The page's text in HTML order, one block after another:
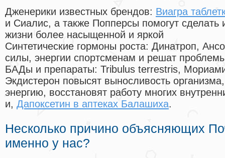
Дженерики известных брендов: Виагра
и Сиалис, а также Попперсы помогут
жизни более насыщенной и яркой
Синтетические гормоны роста: Динатроп,
силы, энергии спортсменам и решат
БАДы и препараты: Tribulus terrestris,
Экдистерон повысят выносливость
энергию, восстановят работу многих
и, Дапоксетин в аптеках Балашиха.
Несколько причино объясняющих
именно у нас?